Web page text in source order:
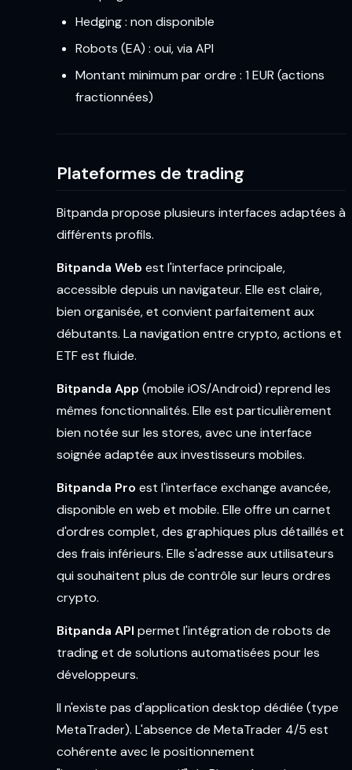
Hedging : non disponible
Robots (EA) : oui, via API
Montant minimum par ordre : 1 EUR (actions
fractionnées)
Plateformes de trading
Bitpanda propose plusieurs interfaces adaptées à
différents profils.
Bitpanda Web est l'interface principale,
accessible depuis un navigateur. Elle est claire,
bien organisée, et convient parfaitement aux
débutants. La navigation entre crypto, actions et
ETF est fluide.
Bitpanda App (mobile iOS/Android) reprend les
mêmes fonctionnalités. Elle est particulièrement
bien notée sur les stores, avec une interface
soignée adaptée aux investisseurs mobiles.
Bitpanda Pro est l'interface exchange avancée,
disponible en web et mobile. Elle offre un carnet
d'ordres complet, des graphiques plus détaillés et
des frais inférieurs. Elle s'adresse aux utilisateurs
qui souhaitent plus de contrôle sur leurs ordres
crypto.
Bitpanda API permet l'intégration de robots de
trading et de solutions automatisées pour les
développeurs.
Il n'existe pas d'application desktop dédiée (type
MetaTrader). L'absence de MetaTrader 4/5 est
cohérente avec le positionnement